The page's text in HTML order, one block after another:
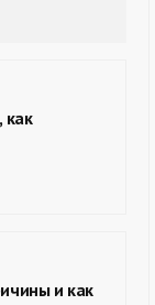
как
и как